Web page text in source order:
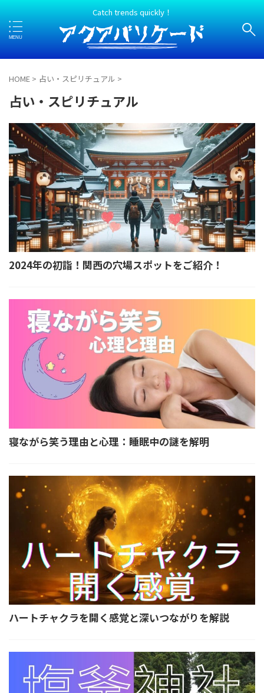
Catch trends quickly！
HOME > 占い・スピリチュアル >
占い・スピリチュアル
2024年の初詣！関西の穴場スポットをご紹介！
寝ながら笑う理由と心理：睡眠中の謎を解明
ハートチャクラを開く感覚と深いつながりを解説